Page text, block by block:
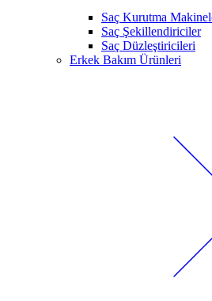
Saç Kurutma
Saç Şekillendiriciler
Saç Düzleştiricileri
Erkek Bakım Ürünleri